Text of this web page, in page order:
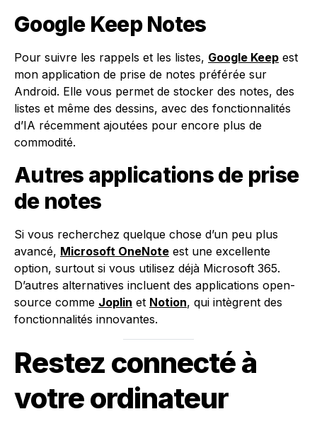
Google Keep Notes
Pour suivre les rappels et les listes, Google Keep est
mon application de prise de notes préférée sur
Android. Elle vous permet de stocker des notes, des
listes et même des dessins, avec des fonctionnalités
d’IA récemment ajoutées pour encore plus de
commodité.
Autres applications de prise
de notes
Si vous recherchez quelque chose d’un peu plus
avancé, Microsoft OneNote est une excellente
option, surtout si vous utilisez déjà Microsoft 365.
D’autres alternatives incluent des applications open-
source comme Joplin et Notion, qui intègrent des
fonctionnalités innovantes.
Restez connecté à
votre ordinateur